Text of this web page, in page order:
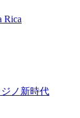
Rica
ノ新時代